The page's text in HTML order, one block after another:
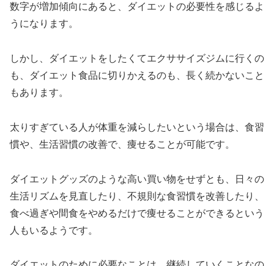
数字が増加傾向にあると、ダイエットの必要性を感じるよ
うになります。
しかし、ダイエットをしたくてエクササイズジムに行くの
も、ダイエット食品に切りかえるのも、長く続かないこと
もあります。
太りすぎている人が体重を減らしたいという場合は、食習
慣や、生活習慣の改善で、痩せることが可能です。
ダイエットグッズのような高い買い物をせずとも、日々の
生活リズムを見直したり、不規則な食習慣を改善したり、
食べ過ぎや間食をやめるだけで痩せることができるという
人もいるようです。